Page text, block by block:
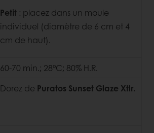
Petit : placez dans un moule
individuel (diamètre de 6 cm et 4
cm de haut).
60-70 min.; 28°C; 80% H.R.
Dorez de Puratos Sunset Glaze Xtlr.